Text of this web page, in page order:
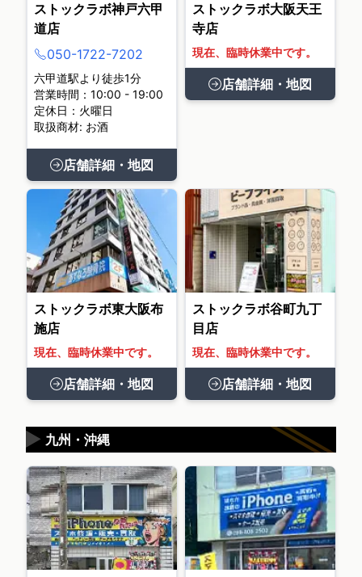
ストックラボ神戸六甲
道店
050-1722-7202
六甲道駅より徒歩1分
営業時間：10:00 - 19:00
定休日：火曜日
取扱商材: お酒
店舗詳細・地図
ストックラボ大阪天王
寺店
現在、臨時休業中です。
店舗詳細・地図
ストックラボ東大阪布
施店
現在、臨時休業中です。
店舗詳細・地図
ストックラボ谷町九丁
目店
現在、臨時休業中です。
店舗詳細・地図
九州・沖縄
▶